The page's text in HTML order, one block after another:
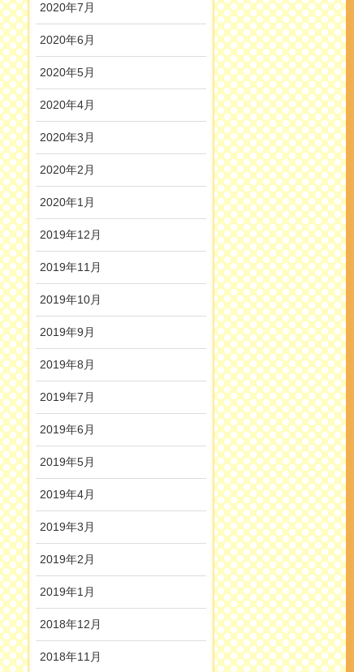
2020年7月
2020年6月
2020年5月
2020年4月
2020年3月
2020年2月
2020年1月
2019年12月
2019年11月
2019年10月
2019年9月
2019年8月
2019年7月
2019年6月
2019年5月
2019年4月
2019年3月
2019年2月
2019年1月
2018年12月
2018年11月